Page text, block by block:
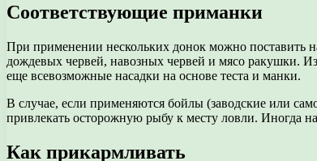
Соответствующие приманки
При применении нескольких донок можно поставить
дождевых червей, навозных червей и мясо ракушки.
еще всевозможные насадки на основе теста и манки.
В случае, если применяются бойлы (заводские или
привлекать осторожную рыбу к месту ловли. Иногда
Как прикармливать